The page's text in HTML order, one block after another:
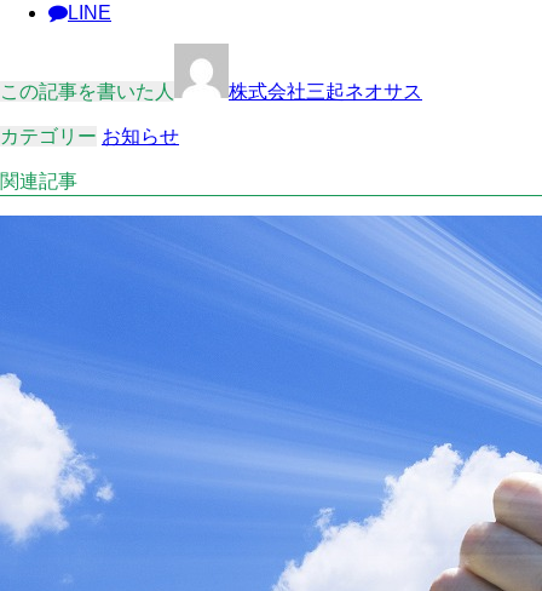
LINE
この記事を書いた人 株式会社三起ネオサス
カテゴリー お知らせ
関連記事